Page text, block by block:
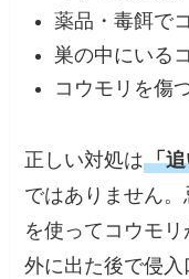
薬品・毒餌で
巣の中にいる
コウモリを傷
正しい対処は「
ではありません
を使ってコウモリ
外に出た後で侵